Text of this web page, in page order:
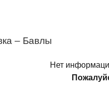
– Бавлы
Нет